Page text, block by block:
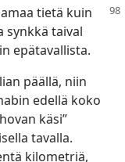
tietä kuin
synkkä taival
epätavallista.
päällä, niin
edellä koko
käsi”
tavalla.
kilometriä,